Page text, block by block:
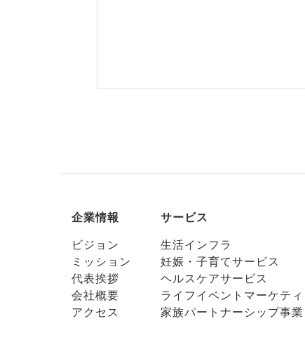
企業情報
ビジョン
ミッション
代表挨拶
会社概要
アクセス
サービス
生活インフラ
妊娠・子育てサービス
ヘルスケアサービス
ライフイベントマーケテ
家族パートナーシップ事業